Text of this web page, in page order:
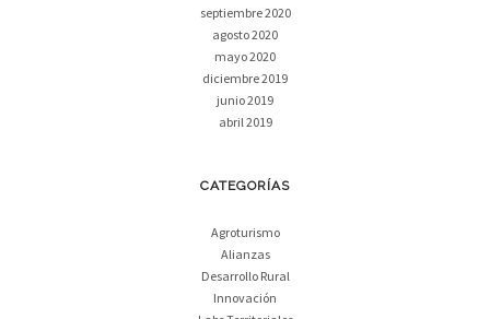
septiembre 2020
agosto 2020
mayo 2020
diciembre 2019
junio 2019
abril 2019
CATEGORÍAS
Agroturismo
Alianzas
Desarrollo Rural
Innovación